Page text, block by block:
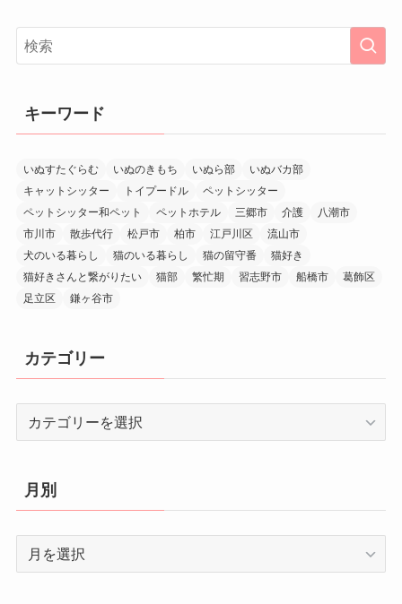
キーワード
いぬすたぐらむ いぬのきもち いぬら部
いぬバカ部
キャットシッター
トイプードル
ペットシッター
ペットシッター和ペット
ペットホテル 三郷市 介護
八潮市
市川市
散歩代行 松戸市 柏市 江戸川区
流山市
犬のいる暮らし
猫のいる暮らし 猫の留守番
猫好き
猫好きさんと繋がりたい
猫部 繁忙期 習志野市 船橋市
葛飾区
足立区
鎌ヶ谷市
カテゴリー
リ
ー
月別